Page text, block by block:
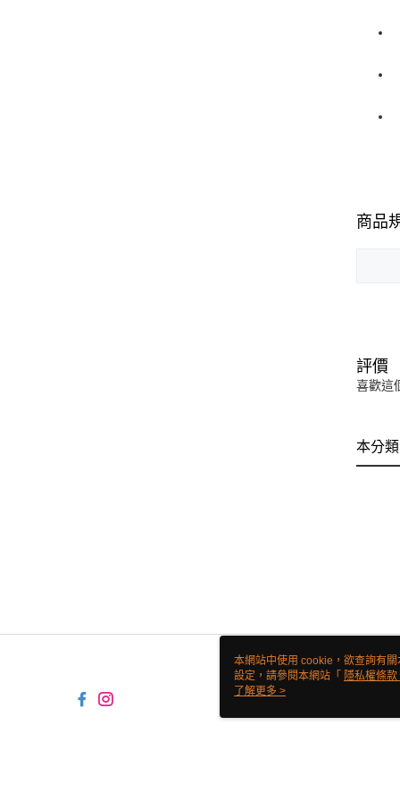
商品
評價
喜歡這
本分
本網站中使用 cookie，欲查詢有
設定，請參閱本網站「 隱私權條款
使用 cookie。
了解更多 >